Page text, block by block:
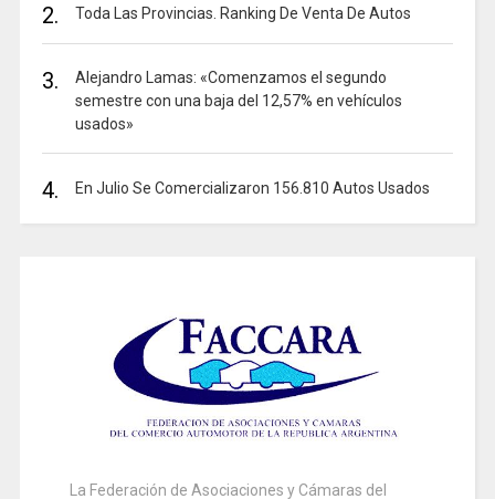
2. Toda Las Provincias. Ranking De Venta De Autos
3.
Alejandro Lamas: «Comenzamos el segundo
semestre con una baja del 12,57% en vehículos
usados»
4. En Julio Se Comercializaron 156.810 Autos Usados
La Federación de Asociaciones y Cámaras del